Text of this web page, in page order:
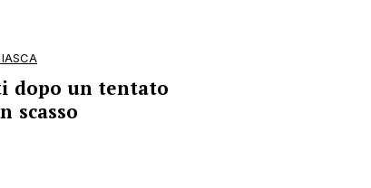
dopo un tentato
scasso